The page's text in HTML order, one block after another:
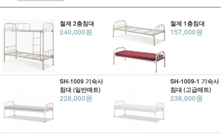
철제 2층침대
240,000원
철제 1층침대
157,000원
SH-1009 기숙사
침대 (일반매트)
228,000원
SH-1009-1 기숙사
침대 (고급매트)
238,000원